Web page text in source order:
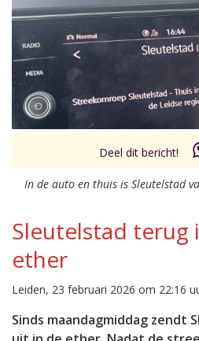
0.00 - 6.00 uur
Vorig uur
uur 1 van
Deel dit bericht!
In de auto en thuis is Sleutelstad
Sleutelstad terug
ether
Leiden, 23 februari 2026 om 22:16
Sinds maandagmiddag zendt